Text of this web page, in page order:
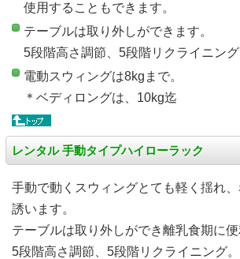
使用することもできます。
テーブルは取り外しができます。
5段階高さ調節、5段階リクライニング
電動スウィングは8kgまで。
＊ベディロングは、10kg迄
レンタル 手動タイプハイローラック
手動で動くスウィングとても軽く揺れ
誘います。
テーブルは取り外しができ離乳食期に便
5段階高さ調節、5段階リクライニング。